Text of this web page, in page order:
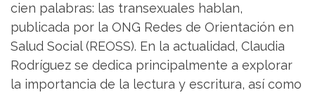
cien palabras: las transexuales hablan,
publicada por la ONG Redes de Orientación en
Salud Social (REOSS). En la actualidad, Claudia
Rodríguez se dedica principalmente a explorar
la importancia de la lectura y escritura, así como